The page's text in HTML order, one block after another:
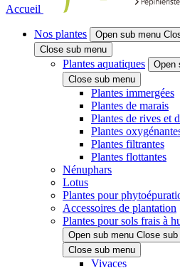
Accueil
Nos plantes Open sub menu
Close sub menu
Plantes aquatiques Open
Close sub menu
Plantes immergées
Plantes de marais
Plantes de rives et
Plantes
Plantes filtrantes
Plantes flottantes
Nénuphars
Lotus
Plantes pour
Accessoires de plantation
Plantes pour sols frais à
Open sub menu Close sub
Close sub menu
Vivaces